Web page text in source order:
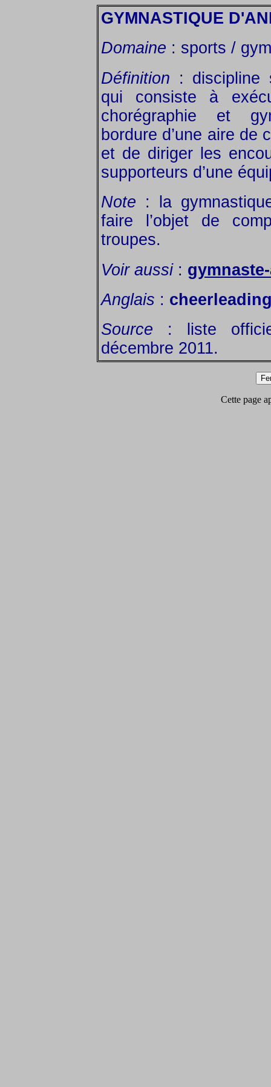
GYMNASTIQUE
Domaine : sports /
Définition : discipline
qui consiste à
chorégraphie et
bordure d’une aire de
et de diriger les
supporteurs d’une
Note : la
faire l’objet de
troupes.
Voir aussi:
Anglais :
Source : liste
décembre 2011.
Cette page